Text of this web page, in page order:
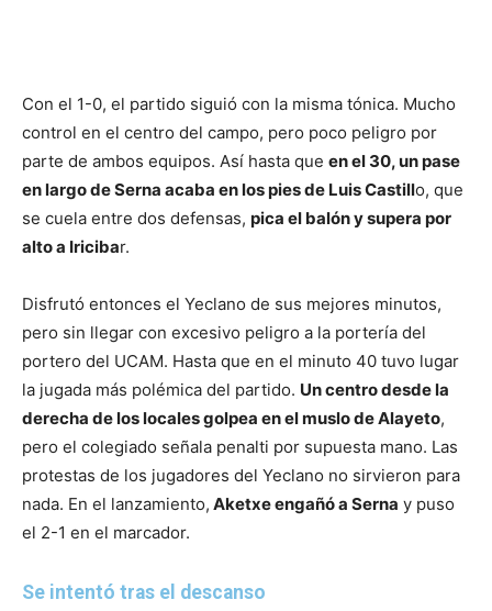
Con el 1-0, el partido siguió con la misma tónica. Mucho
control en el centro del campo, pero poco peligro por
parte de ambos equipos. Así hasta que en el 30, un pase
en largo de Serna acaba en los pies de Luis Castillo, que
se cuela entre dos defensas, pica el balón y supera por
alto a Iricibar.
Disfrutó entonces el Yeclano de sus mejores minutos,
pero sin llegar con excesivo peligro a la portería del
portero del UCAM. Hasta que en el minuto 40 tuvo lugar
la jugada más polémica del partido. Un centro desde la
derecha de los locales golpea en el muslo de Alayeto,
pero el colegiado señala penalti por supuesta mano. Las
protestas de los jugadores del Yeclano no sirvieron para
nada. En el lanzamiento, Aketxe engañó a Serna y puso
el 2-1 en el marcador.
Se intentó tras el descanso